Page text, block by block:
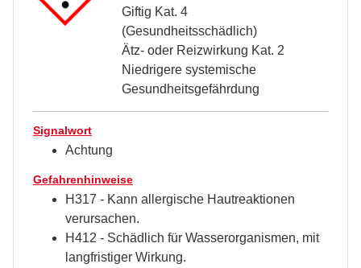
Giftig Kat. 4
(Gesundheitsschädlich)
Ätz- oder Reizwirkung Kat. 2
Niedrigere systemische
Gesundheitsgefährdung
Signalwort
Achtung
Gefahrenhinweise
H317 - Kann allergische Hautreaktionen
verursachen.
H412 - Schädlich für Wasserorganismen, mit
langfristiger Wirkung.